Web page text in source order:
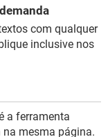
com qualquer
inclusive nos
a ferramenta
mesma página.